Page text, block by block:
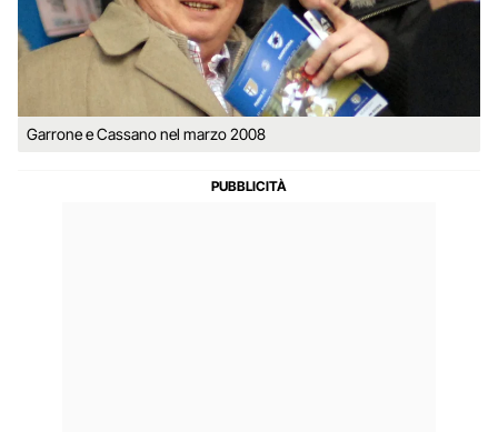
Garrone e Cassano nel marzo 2008